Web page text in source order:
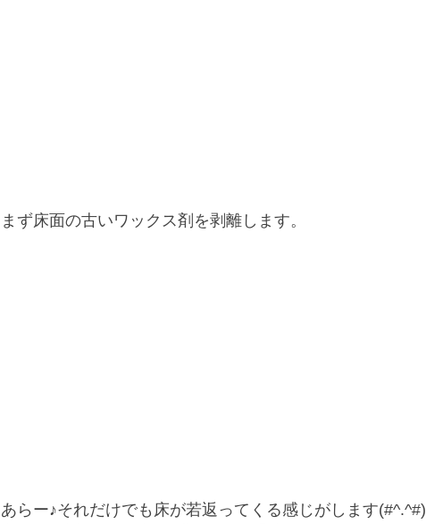
まず床面の古いワックス剤を剥離します。
あらー♪それだけでも床が若返ってくる感じがします(#^.^#)